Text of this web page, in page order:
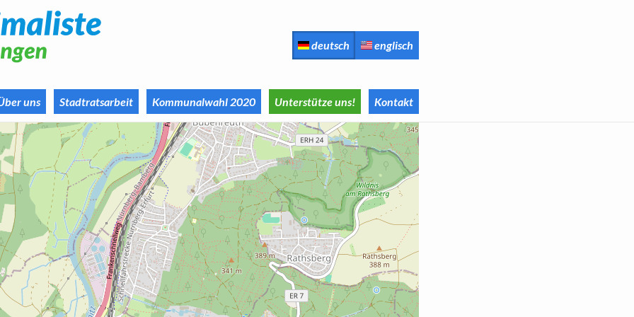
deutsch englisch
uns Stadtratsarbeit Kommunalwahl 2020 Unterstütze uns! Kontakt